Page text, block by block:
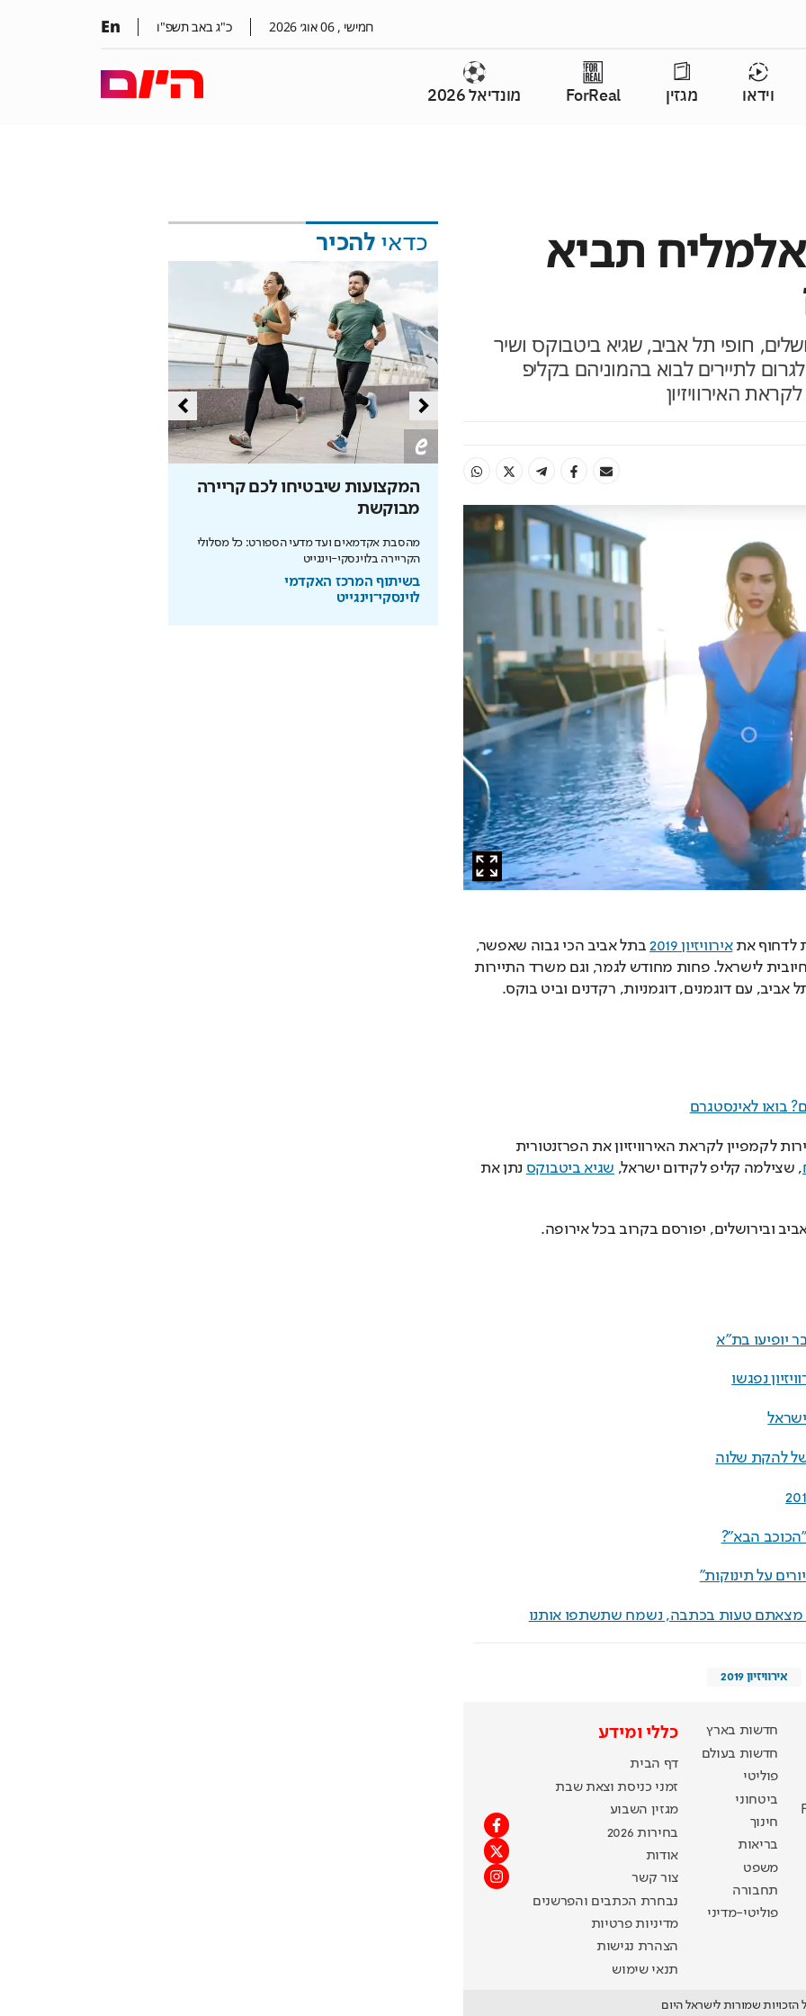
חמישי , 06אוג׳ 2026 כ"ג באב תשפ"ו En
וידאו מגזין ForReal מונדיאל 2026
תביא
חופי תל אביב, שגיא ביטבוקס ושיר
לתיירים לבוא בהמוניהם בקליפ
האירוויזיון
לדחוף את אירוויזיון 2019
בואו לאינסטגרם
, שצילמה קליפ לקידום ישראל, שגיא ביטבוקס
ובירושלים, יפורסם בקרוב בכל אירופה.
יופיעו בת"א
נפגשו
של להקת שלוה
הבא"?
על תינוקות"
מצאתם טעות בכתבה, נשמח שתשתפו אותנו
אירוויזיון 2019
חדשות בארץ
חדשות בעולם
פוליטי
ביטחוני
חינוך
בריאות
משפט
תחבורה
פוליטי-מדיני
כללי ומידע
דף הבית
זמני כניסת וצאת שבת
מגזין השבוע
בחירות 2026
אודות
צור קשר
נבחרת הכתבים והפרשנים
מדיניות פרטיות
הצהרת נגישות
תנאי שימוש
הזכויות שמורות לישראל היום
כדאי להכיר
המקצועות שיבטיחו לכם קריירה
מבוקשת
מהסבת אקדמאים ועד מדעי הספורט: כל מסלולי
הקריירה בלוינסקי-וינגייט
בשיתוף המרכז האקדמי
לוינסקי־וינגייט
האקדמיה
שערי מדע ומשפט נוחת בהייטק של רעננה עם
בשיתוף המרכז האקדמי שערי מדע